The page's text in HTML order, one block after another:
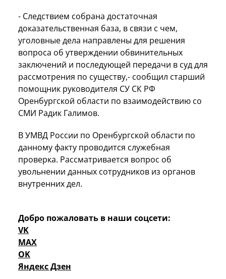
- Следствием собрана достаточная
доказательственная база, в связи с чем,
уголовные дела направлены для решения
вопроса об утверждении обвинительных
заключений и последующей передачи в суд для
рассмотрения по существу,- сообщил старший
помощник руководителя СУ СК РФ
Оренбургской области по взаимодействию со
СМИ Радик Галимов.
В УМВД России по Оренбургской области по
данному факту проводится служебная
проверка. Рассматривается вопрос об
увольнении данных сотрудников из органов
внутренних дел.
Добро пожаловать в наши соцсети:
VK
MAX
OK
Яндекс Дзен